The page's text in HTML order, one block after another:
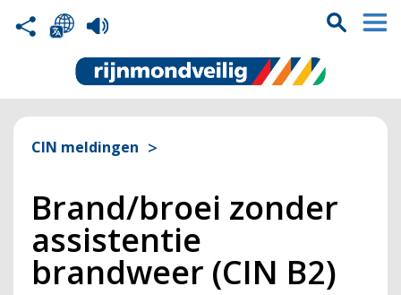
CIN meldingen
Brand/broei zonder
assistentie
brandweer (CIN B2)